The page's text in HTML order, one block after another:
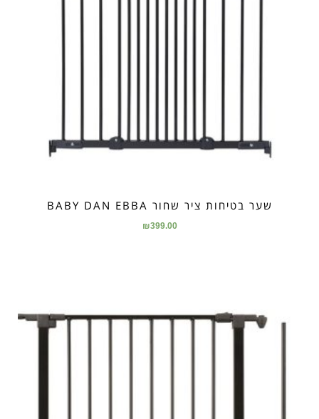
שער בטיחות ציר שחור BABY DAN EBBA
₪399.00